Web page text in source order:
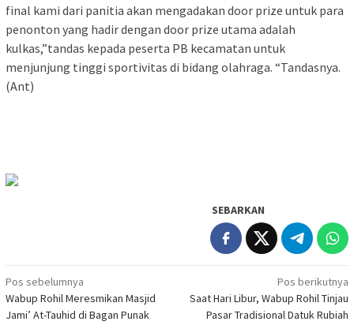
final kami dari panitia akan mengadakan door prize untuk para
penonton yang hadir dengan door prize utama adalah
kulkas,”tandas kepada peserta PB kecamatan untuk
menjunjung tinggi sportivitas di bidang olahraga. “Tandasnya.
(Ant)
SEBARKAN
Navigasi
pos
Pos sebelumnya
Wabup Rohil Meresmikan Masjid
Jami’ At-Tauhid di Bagan Punak
Pos berikutnya
Saat Hari Libur, Wabup Rohil Tinjau
Pasar Tradisional Datuk Rubiah